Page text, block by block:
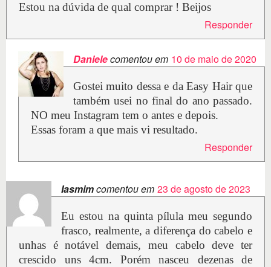
Estou na dúvida de qual comprar ! Beijos
Responder
Danielecomentou em 10 de maio de 2020
Gostei muito dessa e da Easy Hair que
também usei no final do ano passado.
NO meu Instagram tem o antes e depois.
Essas foram a que mais vi resultado.
Responder
Iasmimcomentou em 23 de agosto de 2023
Eu estou na quinta pílula meu segundo
frasco, realmente, a diferença do cabelo e
unhas é notável demais, meu cabelo deve ter
crescido uns 4cm. Porém nasceu dezenas de